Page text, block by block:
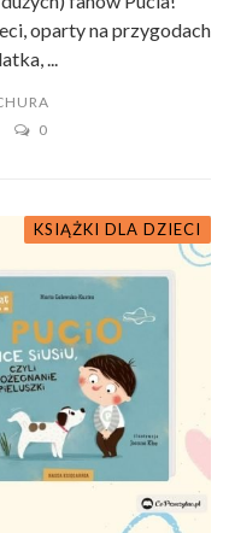
oparty na przygodach
...
0
KSIĄŻKI DLA DZIECI